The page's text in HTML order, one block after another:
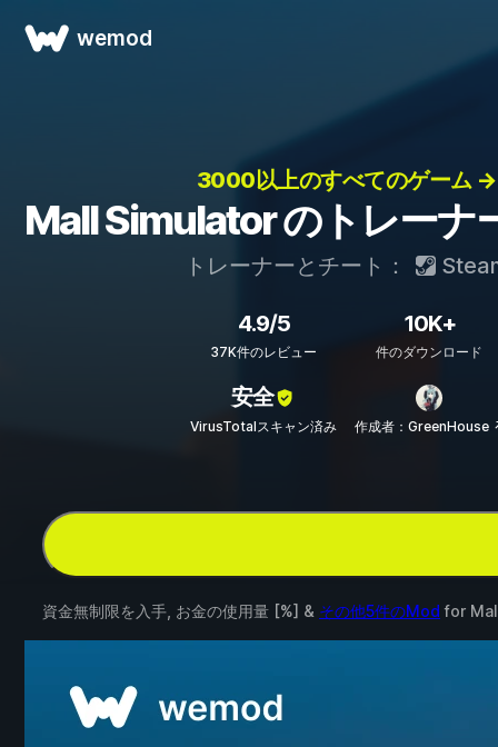
wemod
3000以上のすべてのゲーム →
Mall Simulator のトレーナ
トレーナーとチート：
4.9/5
37K件のレビュー
10K+
件のダウンロード
安全
VirusTotalスキャン済み 作成者：GreenHouse
資金無制限を入手, お金の使用量 [%] & その他5件のMod for